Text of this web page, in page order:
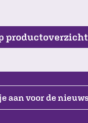
productoverzicht
aan voor de